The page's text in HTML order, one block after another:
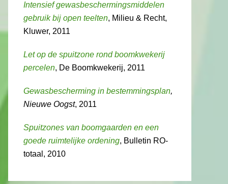
Intensief gewasbeschermingsmiddelen
gebruik bij open teelten, Milieu & Recht,
Kluwer, 2011
Let op de spuitzone rond boomkwekerij
percelen, De Boomkwekerij, 2011
Gewasbescherming in bestemmingsplan,
Nieuwe Oogst, 2011
Spuitzones van boomgaarden en een
goede ruimtelijke ordening, Bulletin RO-
totaal, 2010